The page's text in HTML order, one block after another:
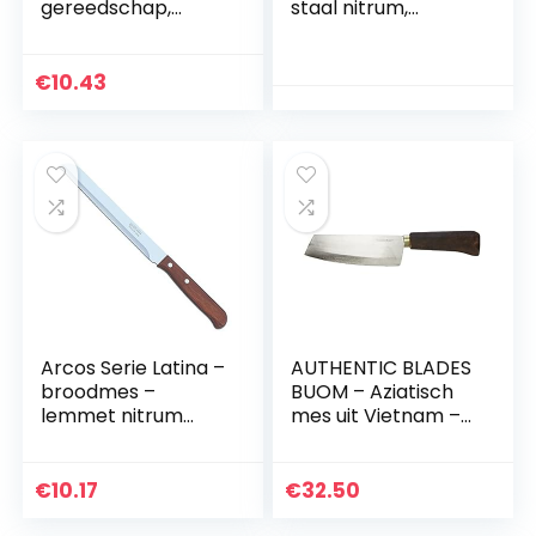
gereedschap,
scoring heef
doe-het-zelf
brooddeeg
patroon
€10.43
staal nitrum,
Arcos Serie Latina –
broodmes –
lemmet nitrum
pakhout kleur bruin
€10.17
AUTHENTIC BLADES
BUOM – Aziatisch
mes uit Vietnam –
handgemaakt
€32.50